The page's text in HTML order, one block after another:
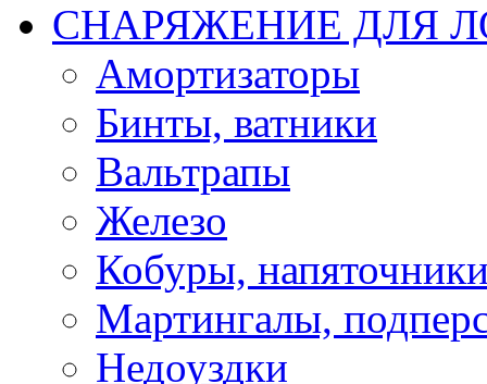
СНАРЯЖЕНИЕ ДЛЯ
Амортизаторы
Бинты, ватники
Вальтрапы
Железо
Кобуры,
Мартингалы,
Недоуздки